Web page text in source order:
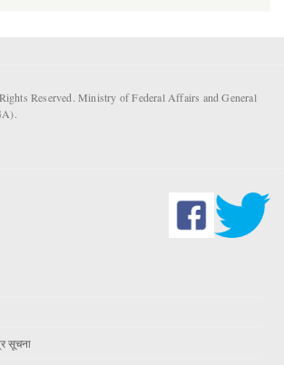
Reserved. Ministry of Federal Affairs and General
सूचना